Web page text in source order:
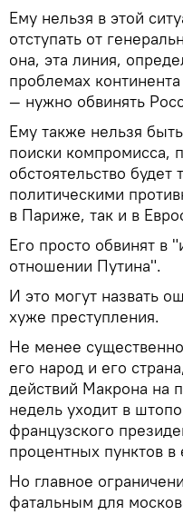
Ему нельзя в этой
отступать от
она, эта линия,
проблемах
— нужно обвинять
Ему также нельзя
поиски компромисса,
обстоятельство будет
политическими
в Париже, так и в
Его просто обвинят в
отношении Путина".
И это могут назвать
хуже преступления.
Не менее
его народ и его
действий Макрона на
недель уходит в
французского
процентных пунктов
Но главное
фатальным для